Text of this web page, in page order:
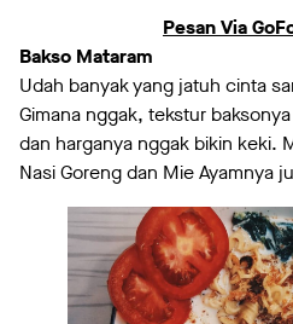
Pesan Via
Bakso Mataram
Udah banyak yang jatuh cinta
Gimana nggak, tekstur
dan harganya nggak bikin keki.
Nasi Goreng dan Mie Ayamnya